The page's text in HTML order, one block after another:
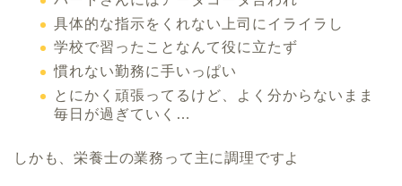
具体的な指示をくれない上司にイライラし
学校で習ったことなんて役に立たず
慣れない勤務に手いっぱい
とにかく頑張ってるけど、よく分からないまま
毎日が過ぎていく…
しかも、栄養士の業務って主に調理ですよ